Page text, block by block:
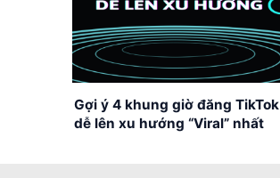
Gợi ý 4 khung giờ đăng TikTok
dễ lên xu hướng “Viral” nhất